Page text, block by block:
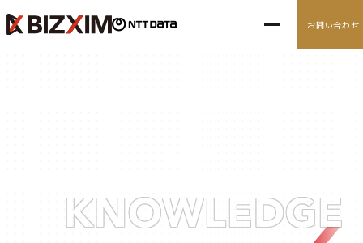
ナレッジ
お問い合わせ
KNOWLEDGE